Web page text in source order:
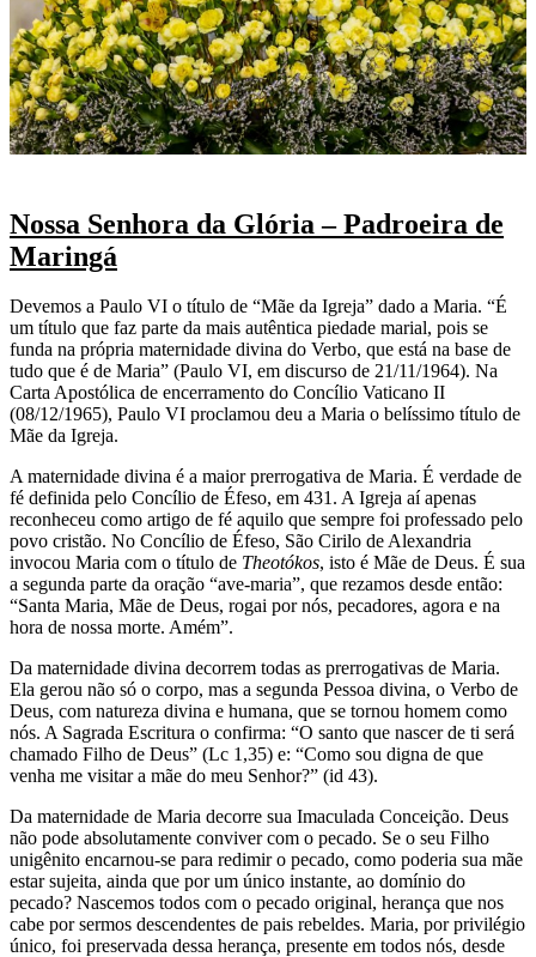
Nossa Senhora da Glória – Padroeira de
Maringá
Devemos a Paulo VI o título de “Mãe da Igreja” dado a Maria. “É
um título que faz parte da mais autêntica piedade marial, pois se
funda na própria maternidade divina do Verbo, que está na base de
tudo que é de Maria” (Paulo VI, em discurso de 21/11/1964). Na
Carta Apostólica de encerramento do Concílio Vaticano II
(08/12/1965), Paulo VI proclamou deu a Maria o belíssimo título de
Mãe da Igreja.
A maternidade divina é a maior prerrogativa de Maria. É verdade de
fé definida pelo Concílio de Éfeso, em 431. A Igreja aí apenas
reconheceu como artigo de fé aquilo que sempre foi professado pelo
povo cristão. No Concílio de Éfeso, São Cirilo de Alexandria
invocou Maria com o título de Theotókos, isto é Mãe de Deus. É sua
a segunda parte da oração “ave-maria”, que rezamos desde então:
“Santa Maria, Mãe de Deus, rogai por nós, pecadores, agora e na
hora de nossa morte. Amém”.
Da maternidade divina decorrem todas as prerrogativas de Maria.
Ela gerou não só o corpo, mas a segunda Pessoa divina, o Verbo de
Deus, com natureza divina e humana, que se tornou homem como
nós. A Sagrada Escritura o confirma: “O santo que nascer de ti será
chamado Filho de Deus” (Lc 1,35) e: “Como sou digna de que
venha me visitar a mãe do meu Senhor?” (id 43).
Da maternidade de Maria decorre sua Imaculada Conceição. Deus
não pode absolutamente conviver com o pecado. Se o seu Filho
unigênito encarnou-se para redimir o pecado, como poderia sua mãe
estar sujeita, ainda que por um único instante, ao domínio do
pecado? Nascemos todos com o pecado original, herança que nos
cabe por sermos descendentes de pais rebeldes. Maria, por privilégio
único, foi preservada dessa herança, presente em todos nós, desde